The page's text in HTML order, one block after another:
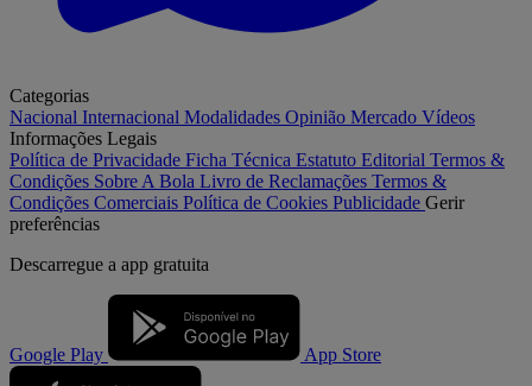
Categorias
Nacional Internacional Modalidades Opinião Mercado Vídeos
Informações Legais
Política de Privacidade Ficha Técnica Estatuto Editorial Termos &
Condições Sobre A Bola Livro de Reclamações Termos &
Condições Comerciais Política de Cookies Publicidade Gerir
preferências
Descarregue a app gratuita
Google Play App Store